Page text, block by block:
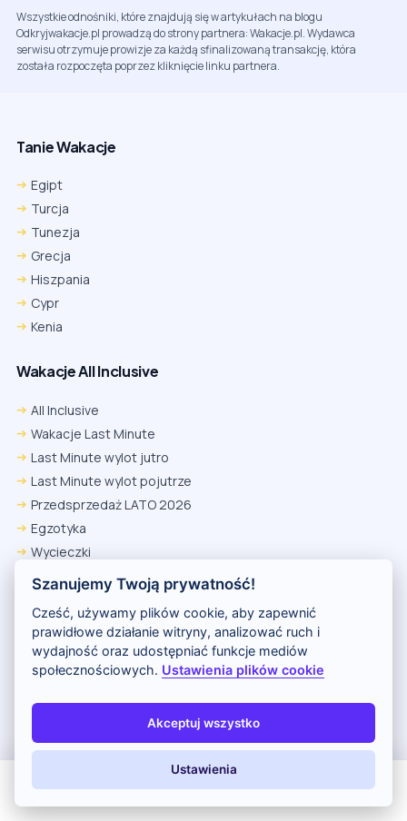
Wszystkie odnośniki, które znajdują się w artykułach na blogu
Odkryjwakacje.pl prowadzą do strony partnera: Wakacje.pl. Wydawca
serwisu otrzymuje prowizje za każdą sfinalizowaną transakcję, która
została rozpoczęta poprzez kliknięcie linku partnera.
Tanie Wakacje
Egipt
Turcja
Tunezja
Grecja
Hiszpania
Cypr
Kenia
Wakacje All Inclusive
All Inclusive
Wakacje Last Minute
Last Minute wylot jutro
Last Minute wylot pojutrze
Przedsprzedaż LATO 2026
Egzotyka
Wycieczki
Wczasy za granicą
Wyszukiwarka
Podróż poślubna
Tanie Wakacje
Parkingi lotniskowe
Egzotyczne Wakacje
Szanujemy Twoją prywatność!
Cześć, używamy plików cookie, aby zapewnić
prawidłowe działanie witryny, analizować ruch i
wydajność oraz udostępniać funkcje mediów
społecznościowych. Ustawienia plików cookie
Akceptuj wszystko
Ustawienia